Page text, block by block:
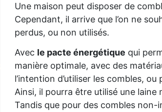
Une maison peut disposer de
Cependant, il arrive que l’on ne
perdus, ou non utilisés.
Avec le pacte énergétique qui
manière optimale, avec des
l’intention d’utiliser les combles, ou
Ainsi, il pourra être utilisé une laine
Tandis que pour des combles non-